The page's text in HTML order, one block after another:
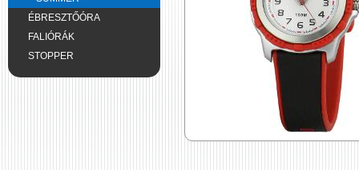
ÉBRESZTŐÓRA
FALIÓRÁK
STOPPER